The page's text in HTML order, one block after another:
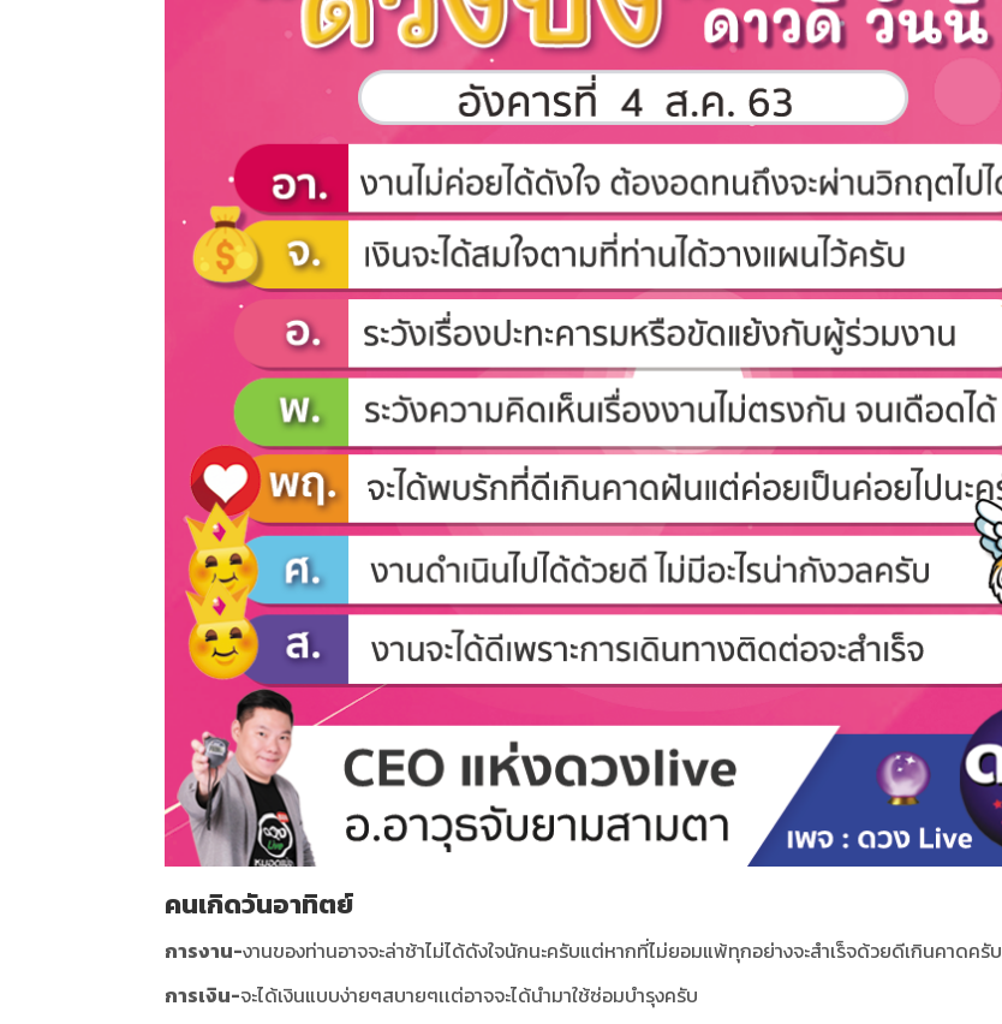
คนเกิดวันอาทิตย์
การงาน-งานของท่านอาจจะล่าช้าไม่ได้ดังใจนักนะครับแต่หากที่ไม่ยอมแพ้ทุกอย่างจะสำเร็จด้วยดีเกินคาดครับ
การเงิน-จะได้เงินแบบง่ายๆสบายๆเเต่อาจจะได้นำมาใช้ซ่อมบำรุงครับ